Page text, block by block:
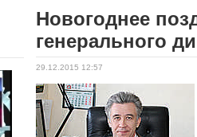
Новогоднее
генерального
29.12.2015 12:57